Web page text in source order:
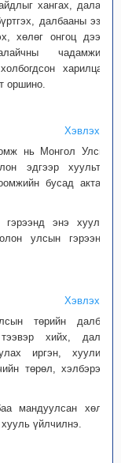
хангах, далайн
далбааны эзэн
хөлөг онгоц дээрх
чадамжийн
харилцааг
оршино.
Хэвлэх
нь Монгол Улсын
эдгээр хуультай
бусад актаас
энэ хуульд
улсын гэрээний
Хэвлэх
төрийн далбаа
хийх, далай
иргэн, хуулийн
төрөл, хэлбэрээс
мандуулсан хөлөг
үйлчилнэ.